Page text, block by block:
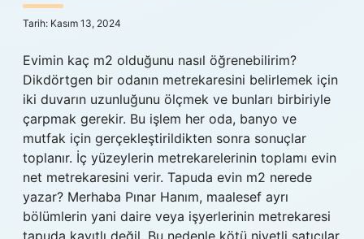
Tarih: Kasım 13, 2024
Evimin kaç m2 olduğunu nasıl öğrenebilirim?
Dikdörtgen bir odanın metrekaresini belirlemek için
iki duvarın uzunluğunu ölçmek ve bunları birbiriyle
çarpmak gerekir. Bu işlem her oda, banyo ve
mutfak için gerçekleştirildikten sonra sonuçlar
toplanır. İç yüzeylerin metrekarelerinin toplamı evin
net metrekaresini verir. Tapuda evin m2 nerede
yazar? Merhaba Pınar Hanım, maalesef ayrı
bölümlerin yani daire veya işyerlerinin metrekaresi
tapuda kayıtlı değil. Bu nedenle kötü niyetli satıcılar